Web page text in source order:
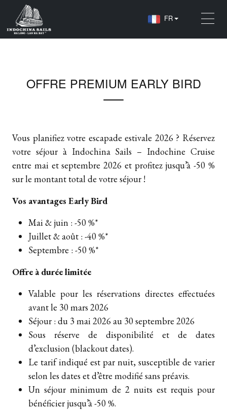
FR
Accueil Offre
OFFRE PREMIUM EARLY BIRD
Vous planifiez votre escapade estivale 2026 ? Réservez
votre séjour à Indochina Sails – Indochine Cruise
entre mai et septembre 2026 et profitez jusqu’à -50 %
sur le montant total de votre séjour !
Vos avantages Early Bird
Mai & juin : -50 %*
Juillet & août : -40 %*
Septembre : -50 %*
Offre à durée limitée
Valable pour les réservations directes effectuées
avant le 30 mars 2026
Séjour : du 3 mai 2026 au 30 septembre 2026
Sous réserve de disponibilité et de dates
d’exclusion (blackout dates).
Le tarif indiqué est par nuit, susceptible de varier
selon les dates et d’être modifié sans préavis.
Un séjour minimum de 2 nuits est requis pour
bénéficier jusqu’à -50 %.